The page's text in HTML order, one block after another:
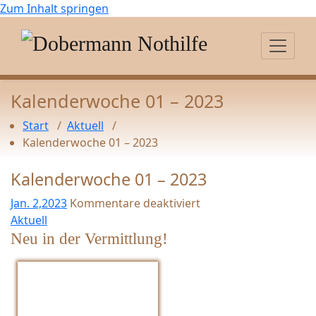
Zum Inhalt springen
Kalenderwoche 01 – 2023
Start / Aktuell /
Kalenderwoche 01 – 2023
Kalenderwoche 01 – 2023
Jan. 2,2023 Kommentare deaktiviert
f
ü
K
Aktuell
Neu in der Vermittlung!